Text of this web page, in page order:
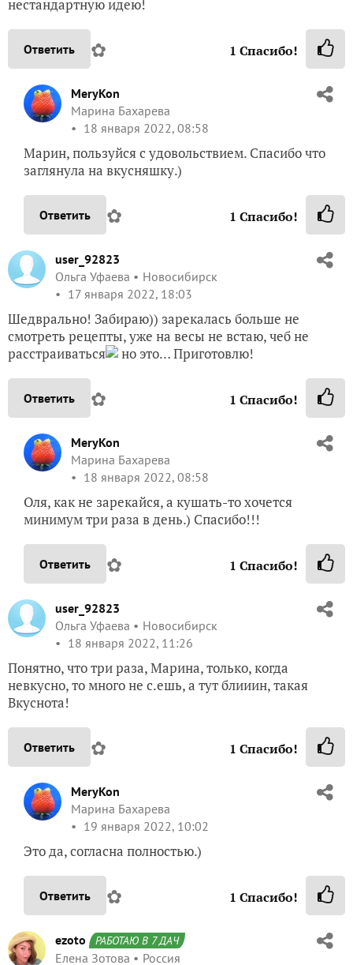
MeryKon
Марина Бахарева
18 января 2022, 08:58
Марин, пользуйся с удовольствием. Спасибо что
заглянула на вкусняшку.)
Ответить ✿ 1Спасибо!
user_92823
Ольга Уфаева
17 января 2022, 18:03
Шедврально! Забираю)) зарекалась больше не
смотреть рецепты, уже на весы не встаю, чеб не
расстраиваться
но это… Приготовлю!
Ответить ✿ 1Спасибо!
MeryKon
Марина Бахарева
18 января 2022, 08:58
Оля, как не зарекайся, а кушать-то хочется
минимум три раза в день.) Спасибо!!!
Ответить ✿ 1Спасибо!
user_92823
Ольга Уфаева
18 января 2022, 11:26
Понятно, что три раза, Марина, только, когда
невкусно, то много не с.ешь, а тут блииин, такая
Вкуснота!
Ответить ✿ 1Спасибо!
MeryKon
Марина Бахарева
19 января 2022, 10:02
Это да, согласна полностью.)
Ответить ✿
ezoto РАБОТАЮ В 7 ДАЧ
Елена Зотова
19 января 2022, 18:07
Какая оригинальная идея с венком! Смотрится
обалденно!